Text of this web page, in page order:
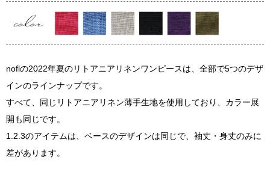
noflの2022年夏のリトアニアリネンワンピースは、全部で5つのデザ
インのラインナップです。
すべて、同じリトアニアリネン薄手生地を使用しており、カラー展
開も同じです。
1.2.3のアイテムは、ベースのデザインは同じで、袖丈・身丈のみに
差があります。